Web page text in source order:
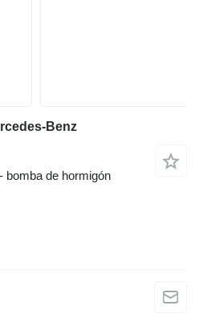
Benz
bomba de hormigón